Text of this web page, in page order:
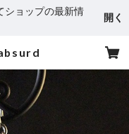
ショップの最新情
開く